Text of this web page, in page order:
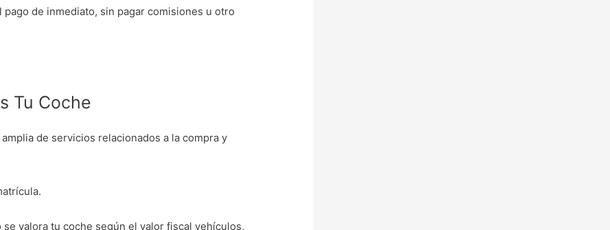
de inmediato, sin pagar comisiones u otro
Tu Coche
de servicios relacionados a la compra y
valora tu coche según el valor fiscal vehículos,